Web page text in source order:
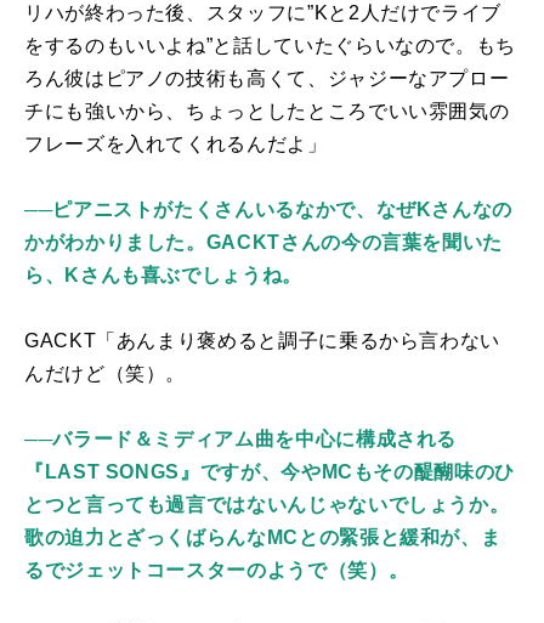
リハが終わった後、スタッフに”Kと 2 人だけでライブ
をするのもいいよね”と話していたぐらいなので。もち
ろん彼はピアノの技術も高くて、ジャジーなアプロー
チにも強いから、ちょっとしたところでいい雰囲気の
フレーズを入れてくれるんだよ」
──ピアニストがたくさんいるなかで、なぜKさんなの
かがわかりました。GACKTさんの今の言葉を聞いた
ら、Kさんも喜ぶでしょうね。
GACKT「あんまり褒めると調子に乗るから言わない
んだけど（笑）。
──バラード＆ミディアム曲を中心に構成される
『LAST SONGS』ですが、今やMCもその醍醐味のひ
とつと言っても過言ではないんじゃないでしょうか。
歌の迫力とざっくばらんなMCとの緊張と緩和が、ま
るでジェットコースターのようで（笑）。